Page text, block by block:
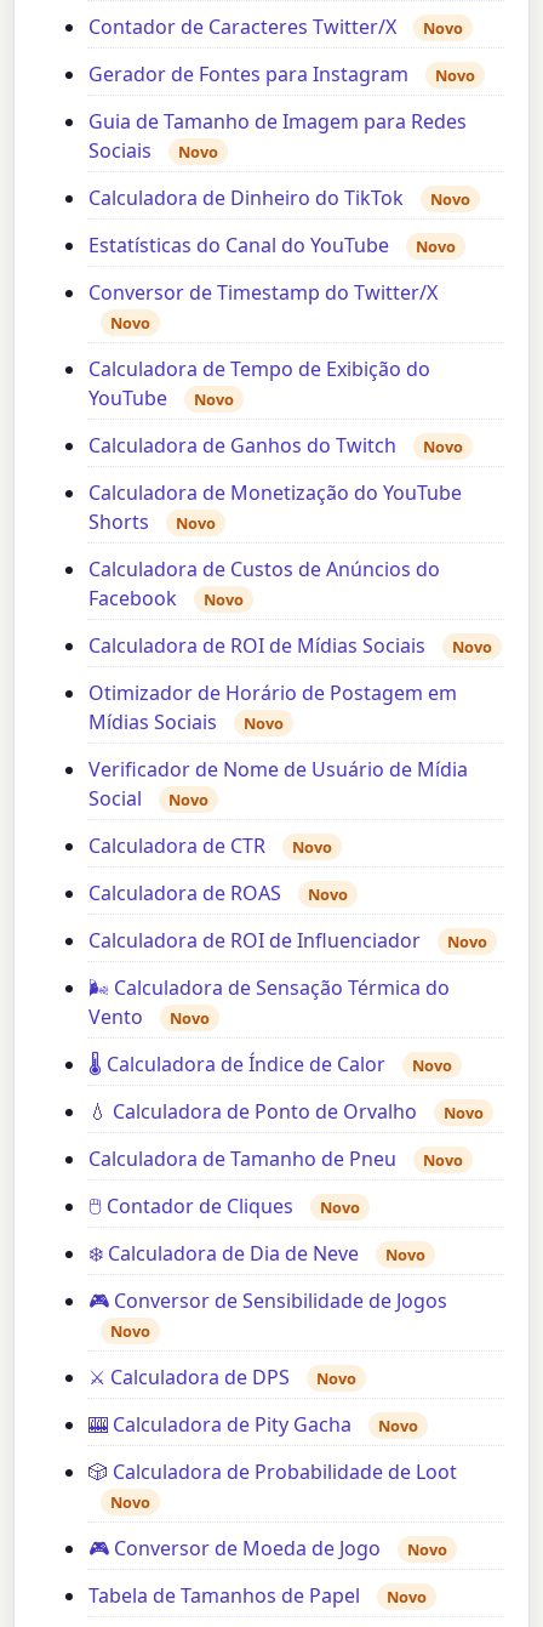
Contador de Caracteres Twitter/X Novo
Gerador de Fontes para Instagram Novo
Guia de Tamanho de Imagem para Redes
Sociais
Novo
Calculadora de Dinheiro do TikTok Novo
Estatísticas do Canal do YouTube Novo
Conversor de Timestamp do Twitter/X
Novo
Calculadora de Tempo de Exibição do
YouTube
Novo
Calculadora de Ganhos do Twitch Novo
Calculadora de Monetização do YouTube
Shorts
Novo
Calculadora de Custos de Anúncios do
Facebook
Novo
Calculadora de ROI de Mídias Sociais Novo
Otimizador de Horário de Postagem em
Mídias Sociais
Novo
Verificador de Nome de Usuário de Mídia
Social
Novo
Calculadora de CTR Novo
Calculadora de ROAS Novo
Calculadora de ROI de Influenciador Novo
🌬️ Calculadora de Sensação Térmica do
Vento
Novo
🌡️ Calculadora de Índice de Calor Novo
💧 Calculadora de Ponto de Orvalho Novo
Calculadora de Tamanho de Pneu Novo
🖱️ Contador de Cliques Novo
❄️ Calculadora de Dia de Neve Novo
🎮 Conversor de Sensibilidade de Jogos
Novo
⚔️ Calculadora de DPS Novo
🎰 Calculadora de Pity Gacha Novo
🎲 Calculadora de Probabilidade de Loot
Novo
🎮 Conversor de Moeda de Jogo Novo
Tabela de Tamanhos de Papel Novo